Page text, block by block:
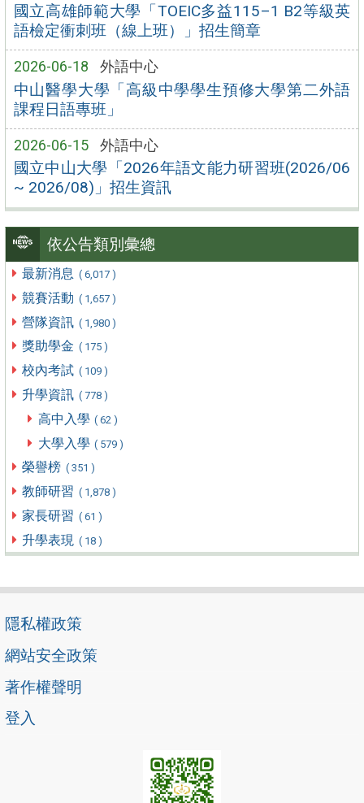
國立高雄師範大學「TOEIC多益115–1 B2等級英
語檢定衝刺班（線上班）」招生簡章
2026-06-18 外語中心
中山醫學大學「高級中學學生預修大學第二外語
課程日語專班」
2026-06-15 外語中心
國立中山大學「2026年語文能力研習班(2026/06
~ 2026/08)」招生資訊
依公告類別彙總
最新消息 ( 6,017 )
競賽活動 ( 1,657 )
營隊資訊 ( 1,980 )
獎助學金 ( 175 )
校內考試 ( 109 )
升學資訊 ( 778 )
高中入學 ( 62 )
大學入學 ( 579 )
榮譽榜 ( 351 )
教師研習 ( 1,878 )
家長研習 ( 61 )
升學表現 ( 18 )
隱私權政策
網站安全政策
著作權聲明
登入